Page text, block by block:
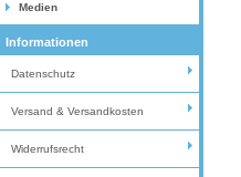
Medien
Informationen
Datenschutz
Versand & Versandkosten
Widerrufsrecht